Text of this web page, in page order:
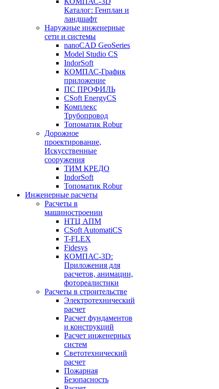
Каталог: Генплан и
ландшафт
Наружные инженерные
сети и системы
nanoCAD GeoSeries
Model Studio CS
IndorSoft
КОМПАС-График
приложение
ПС ПРОФИЛЬ
CSoft EnergyCS
Комплекс
Трубопровод
Топоматик Robur
Дорожное
проектирование,
Искусственные
сооружения
ТИМ КРЕДО
IndorSoft
Топоматик Robur
Инженерные расчеты
Расчеты в
машиностроении
НТЦ АПМ
CSoft AutomatiCS
T-FLEX
Fidesys
КОМПАС-3D:
Приложения для
расчетов, анимации,
фотореалистики
Расчеты в строительстве
Электротехнический
расчет
Расчет фундаментов
и конструкций
Расчет инженерных
систем
Светотехнический
расчет
Пожарная
Безопасность